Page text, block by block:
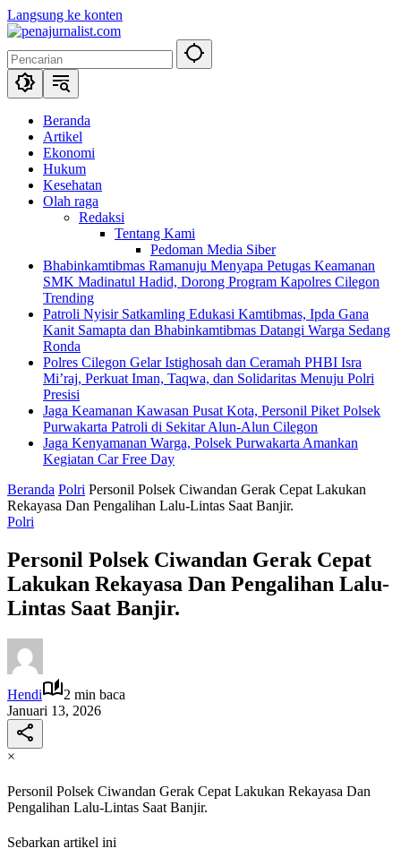
Langsung ke konten
Beranda
Artikel
Ekonomi
Hukum
Kesehatan
Olah raga
Redaksi
Tentang Kami
Pedoman Media Siber
Bhabinkamtibmas Ramanuju Menyapa Petugas Keamanan
SMK Madinatul Hadid, Dorong Program Kapolres Cilegon
Trending
Patroli Nyisir Satkamling Edukasi Kamtibmas, Ipda Gana
Kanit Samapta dan Bhabinkamtibmas Datangi Warga Sedang
Ronda
Polres Cilegon Gelar Istighosah dan Ceramah PHBI Isra
Mi’raj, Perkuat Iman, Taqwa, dan Solidaritas Menuju Polri
Presisi
Jaga Keamanan Kawasan Pusat Kota, Personil Piket Polsek
Purwakarta Patroli di Sekitar Alun-Alun Cilegon
Jaga Kenyamanan Warga, Polsek Purwakarta Amankan
Kegiatan Car Free Day
Beranda Polri Personil Polsek Ciwandan Gerak Cepat Lakukan
Rekayasa Dan Pengalihan Lalu-Lintas Saat Banjir.
Polri
Personil Polsek Ciwandan Gerak Cepat
Lakukan Rekayasa Dan Pengalihan Lalu-
Lintas Saat Banjir.
Hendi
2 min baca
Januari 13, 2026
×
Personil Polsek Ciwandan Gerak Cepat Lakukan Rekayasa Dan
Pengalihan Lalu-Lintas Saat Banjir.
Sebarkan artikel ini